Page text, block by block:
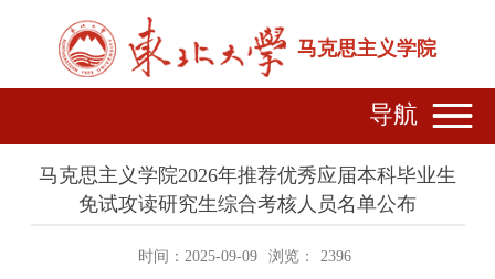
马克思主义学院
导航
马克思主义学院2026年推荐优秀应届本科毕业生
免试攻读研究生综合考核人员名单公布
时间：2025-09-09 浏览： 2396